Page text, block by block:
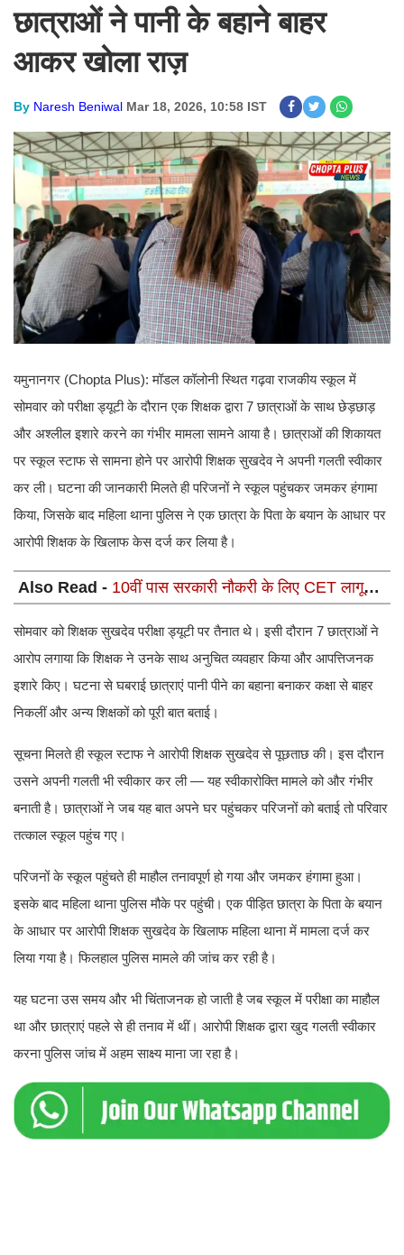
छात्राओं ने पानी के बहाने बाहर
आकर खोला राज़
By Naresh Beniwal Mar 18, 2026, 10:58 IST
यमुनानगर (Chopta Plus): मॉडल कॉलोनी स्थित गढ़वा राजकीय स्कूल में
सोमवार को परीक्षा ड्यूटी के दौरान एक शिक्षक द्वारा 7 छात्राओं के साथ छेड़छाड़
और अश्लील इशारे करने का गंभीर मामला सामने आया है। छात्राओं की शिकायत
पर स्कूल स्टाफ से सामना होने पर आरोपी शिक्षक सुखदेव ने अपनी गलती स्वीकार
कर ली। घटना की जानकारी मिलते ही परिजनों ने स्कूल पहुंचकर जमकर हंगामा
किया, जिसके बाद महिला थाना पुलिस ने एक छात्रा के पिता के बयान के आधार पर
आरोपी शिक्षक के खिलाफ केस दर्ज कर लिया है।
Also Read - 10वीं पास सरकारी नौकरी के लिए CET लागू
करने की तैयारी, जानिए कौन-कौन सी भर्तियाँ होंगी शामिल
सोमवार को शिक्षक सुखदेव परीक्षा ड्यूटी पर तैनात थे। इसी दौरान 7 छात्राओं ने
आरोप लगाया कि शिक्षक ने उनके साथ अनुचित व्यवहार किया और आपत्तिजनक
इशारे किए। घटना से घबराई छात्राएं पानी पीने का बहाना बनाकर कक्षा से बाहर
निकलीं और अन्य शिक्षकों को पूरी बात बताई।
सूचना मिलते ही स्कूल स्टाफ ने आरोपी शिक्षक सुखदेव से पूछताछ की। इस दौरान
उसने अपनी गलती भी स्वीकार कर ली — यह स्वीकारोक्ति मामले को और गंभीर
बनाती है। छात्राओं ने जब यह बात अपने घर पहुंचकर परिजनों को बताई तो परिवार
तत्काल स्कूल पहुंच गए।
परिजनों के स्कूल पहुंचते ही माहौल तनावपूर्ण हो गया और जमकर हंगामा हुआ।
इसके बाद महिला थाना पुलिस मौके पर पहुंची। एक पीड़ित छात्रा के पिता के बयान
के आधार पर आरोपी शिक्षक सुखदेव के खिलाफ महिला थाना में मामला दर्ज कर
लिया गया है। फिलहाल पुलिस मामले की जांच कर रही है।
यह घटना उस समय और भी चिंताजनक हो जाती है जब स्कूल में परीक्षा का माहौल
था और छात्राएं पहले से ही तनाव में थीं। आरोपी शिक्षक द्वारा खुद गलती स्वीकार
करना पुलिस जांच में अहम साक्ष्य माना जा रहा है।